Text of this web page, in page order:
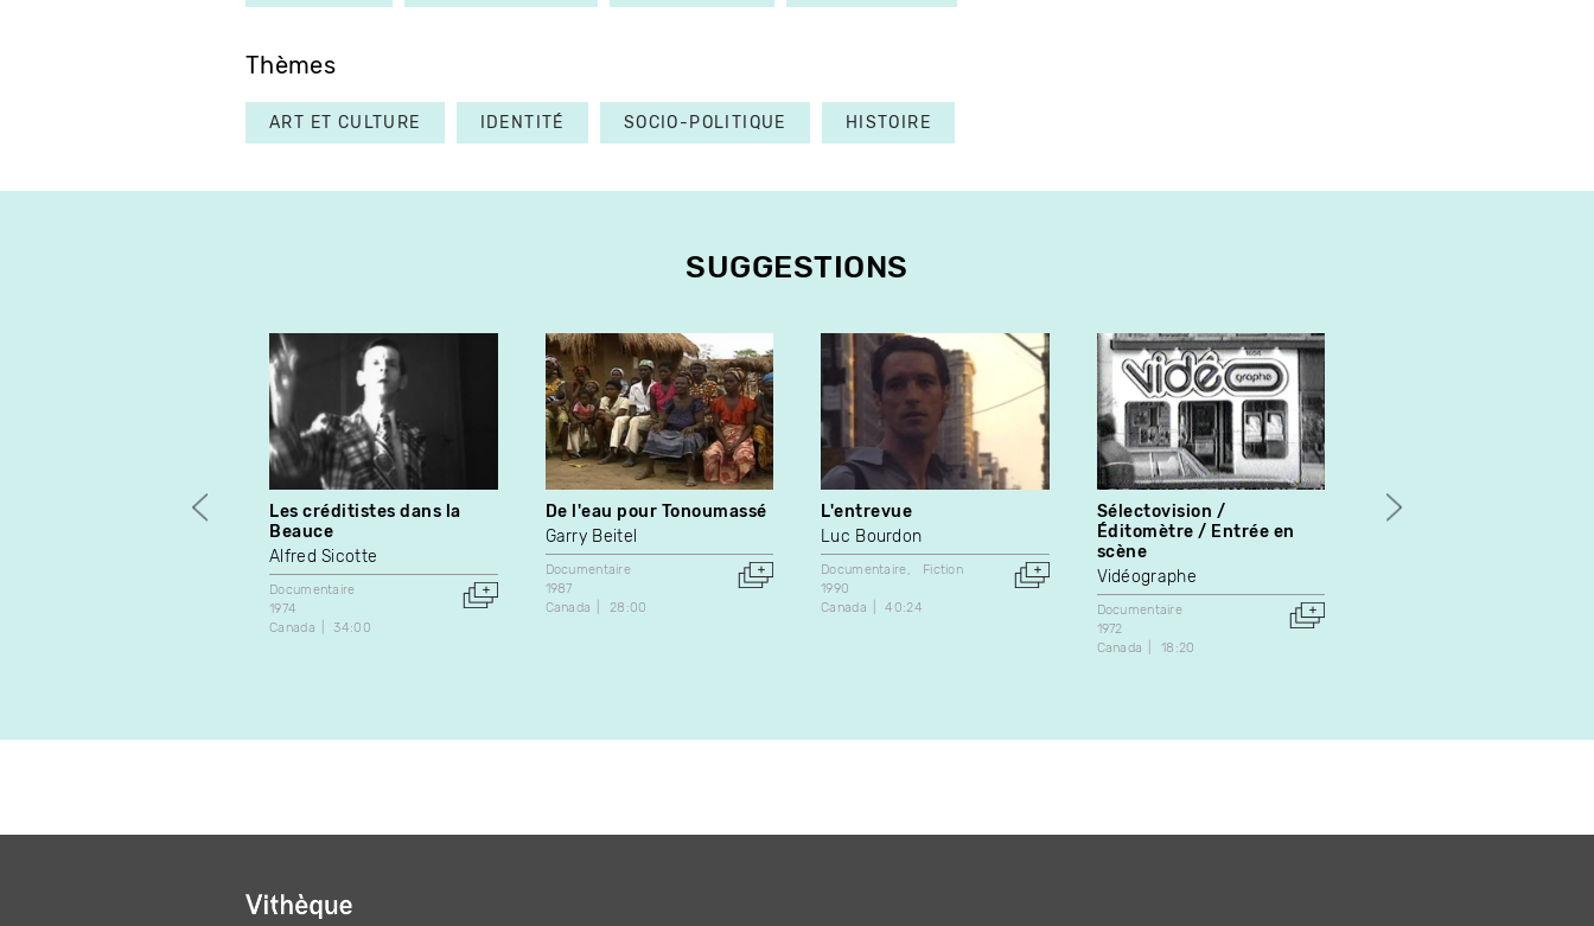
Thèmes
ART ET CULTURE IDENTITÉ SOCIO-POLITIQUE HISTOIRE
SUGGESTIONS
Les créditistes dans la
Beauce
Alfred Sicotte
Documentaire
1974
Canada
34:00
De l'eau pour Tonoumassé
Garry Beitel
Documentaire
1987
Canada
28:00
L'entrevue
Luc Bourdon
Documentaire
Fiction
1990
Canada
40:24
Sélectovision /
Éditomètre / Entrée en
scène
Vidéographe
Documentaire
1972
Canada
18:20
111